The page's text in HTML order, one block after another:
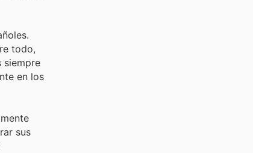
todo,
siempre
en los
sus